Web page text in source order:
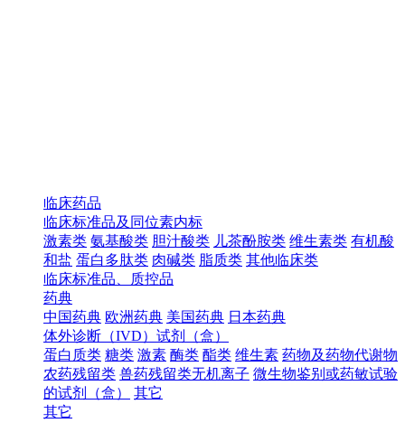
临床药品
临床标准品及同位素内标
激素类 氨基酸类 胆汁酸类 儿茶酚胺类 维生素类 有机酸
和盐 蛋白多肽类 肉碱类 脂质类 其他临床类
临床标准品、质控品
药典
中国药典 欧洲药典 美国药典 日本药典
体外诊断（IVD）试剂（盒）
蛋白质类 糖类 激素 酶类 酯类 维生素 药物及药物代谢物
农药残留类 兽药残留类无机离子 微生物鉴别或药敏试验
的试剂（盒）
其它
其它